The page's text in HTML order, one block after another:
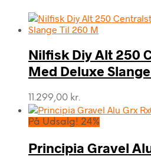
Nilfisk Diy Alt 250
Med Deluxe
11.299,00 kr.
På Udsalg! 24%
Principia Gravel